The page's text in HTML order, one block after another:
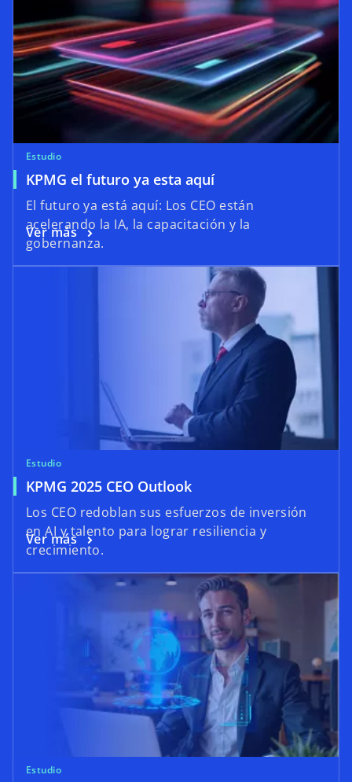
Estudio
KPMG el futuro ya esta aquí
El futuro ya está aquí: Los CEO están
acelerando la IA, la capacitación y la
gobernanza.
Ver más
Estudio
KPMG 2025 CEO Outlook
Los CEO redoblan sus esfuerzos de inversión
en AI y talento para lograr resiliencia y
crecimiento.
Ver más
Estudio